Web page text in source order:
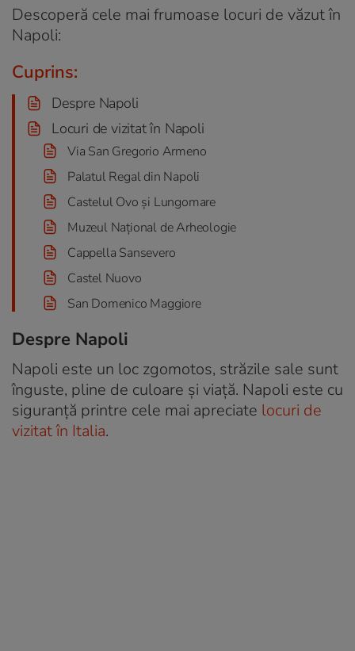
Descoperă cele mai frumoase locuri de văzut în
Napoli:
Cuprins:
Despre Napoli
Locuri de vizitat în Napoli
Via San Gregorio Armeno
Palatul Regal din Napoli
Castelul Ovo și Lungomare
Muzeul Național de Arheologie
Cappella Sansevero
Castel Nuovo
San Domenico Maggiore
Despre Napoli
Napoli este un loc zgomotos, străzile sale sunt
înguste, pline de culoare și viață. Napoli este cu
siguranță printre cele mai apreciate locuri de
vizitat în Italia.